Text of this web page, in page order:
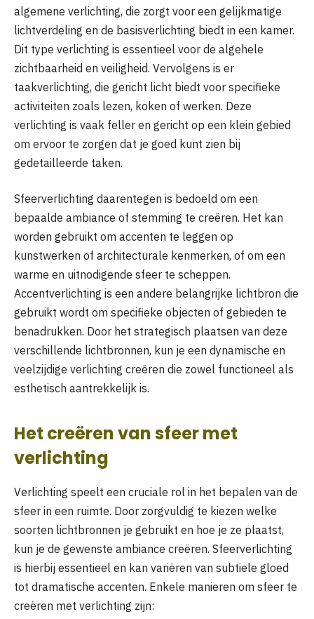
algemene verlichting, die zorgt voor een gelijkmatige
lichtverdeling en de basisverlichting biedt in een kamer.
Dit type verlichting is essentieel voor de algehele
zichtbaarheid en veiligheid. Vervolgens is er
taakverlichting, die gericht licht biedt voor specifieke
activiteiten zoals lezen, koken of werken. Deze
verlichting is vaak feller en gericht op een klein gebied
om ervoor te zorgen dat je goed kunt zien bij
gedetailleerde taken.
Sfeerverlichting daarentegen is bedoeld om een
bepaalde ambiance of stemming te creëren. Het kan
worden gebruikt om accenten te leggen op
kunstwerken of architecturale kenmerken, of om een
warme en uitnodigende sfeer te scheppen.
Accentverlichting is een andere belangrijke lichtbron die
gebruikt wordt om specifieke objecten of gebieden te
benadrukken. Door het strategisch plaatsen van deze
verschillende lichtbronnen, kun je een dynamische en
veelzijdige verlichting creëren die zowel functioneel als
esthetisch aantrekkelijk is.
Het creëren van sfeer met
verlichting
Verlichting speelt een cruciale rol in het bepalen van de
sfeer in een ruimte. Door zorgvuldig te kiezen welke
soorten lichtbronnen je gebruikt en hoe je ze plaatst,
kun je de gewenste ambiance creëren. Sfeerverlichting
is hierbij essentieel en kan variëren van subtiele gloed
tot dramatische accenten. Enkele manieren om sfeer te
creëren met verlichting zijn: